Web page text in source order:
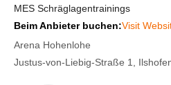
MES Schräglagentrainings
Beim Anbieter buchen:Visit
Arena Hohenlohe
Justus-von-Liebig-Straße 1,